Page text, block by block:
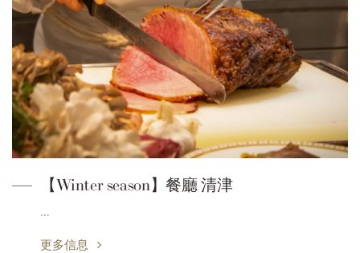
【Winter season】餐廳 清津
…
更多信息